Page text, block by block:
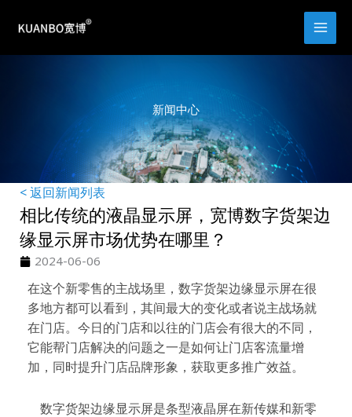
新闻中心
< 返回新闻列表
相比传统的液晶显示屏，宽博数字货架边
缘显示屏市场优势在哪里？
2024-06-06
在这个新零售的主战场里，数字货架边缘显示屏在很
多地方都可以看到，其间最大的变化或者说主战场就
在门店。今日的门店和以往的门店会有很大的不同，
它能帮门店解决的问题之一是如何让门店客流量增
加，同时提升门店品牌形象，获取更多推广效益。
数字货架边缘显示屏是条型液晶屏在新传媒和新零